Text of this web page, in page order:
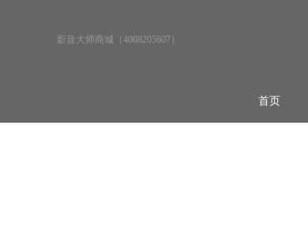
影音大师商城（4008205607）
首页